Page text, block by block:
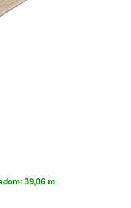
39,06 m